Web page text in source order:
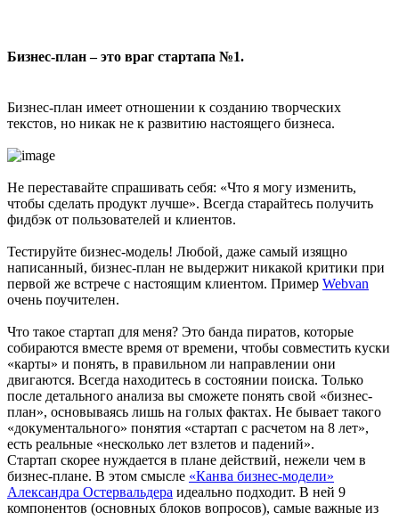
Бизнес-план – это враг стартапа №1.
Бизнес-план имеет отношении к созданию творческих
текстов, но никак не к развитию настоящего бизнеса.
Не переставайте спрашивать себя: «Что я могу изменить,
чтобы сделать продукт лучше». Всегда старайтесь получить
фидбэк от пользователей и клиентов.
Тестируйте бизнес-модель! Любой, даже самый изящно
написанный, бизнес-план не выдержит никакой критики при
первой же встрече с настоящим клиентом. Пример Webvan
очень поучителен.
Что такое стартап для меня? Это банда пиратов, которые
собираются вместе время от времени, чтобы совместить куски
«карты» и понять, в правильном ли направлении они
двигаются. Всегда находитесь в состоянии поиска. Только
после детального анализа вы сможете понять свой «бизнес-
план», основываясь лишь на голых фактах. Не бывает такого
«документального» понятия «стартап с расчетом на 8 лет»,
есть реальные «несколько лет взлетов и падений».
Стартап скорее нуждается в плане действий, нежели чем в
бизнес-плане. В этом смысле «Канва бизнес-модели»
Александра Остервальдера идеально подходит. В ней 9
компонентов (основных блоков вопросов), самые важные из